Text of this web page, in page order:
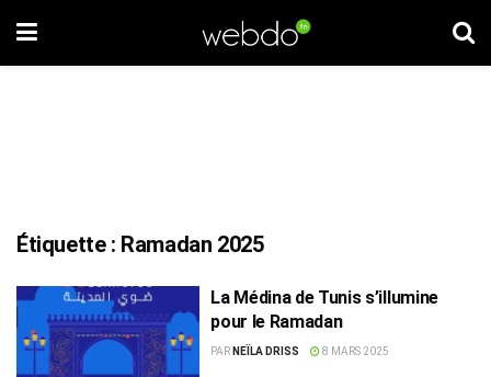
Étiquette : Ramadan 2025
La Médina de Tunis s’illumine
pour le Ramadan
PAR NEÏLA DRISS 8 MARS 2025